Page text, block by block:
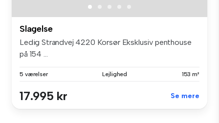
Slagelse
Ledig Strandvej 4220 Korsør Eksklusiv penthouse
på 154 ...
5 værelser Lejlighed 153 m²
17.995 kr Se mere